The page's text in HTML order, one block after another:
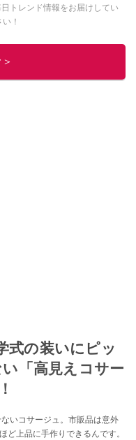
トレンド情報をお届けしてい
！
シストの他の記事を読む
式の装いにピッ
「高見えコサー
いコサージュ。市販品は意外
ど上品に手作りできるんです。